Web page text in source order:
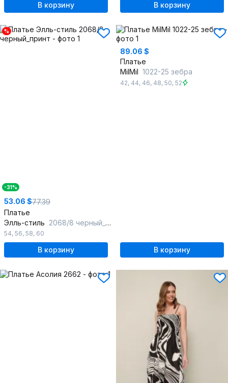
В корзину В корзину
%
-31%
53.06 $77.39
Платье
Элль-стиль 2068/8 черный_принт
54, 56, 58, 60
В корзину
89.06 $
Платье
MilMil 1022-25 зебра
42, 44, 46, 48, 50, 52
В корзину